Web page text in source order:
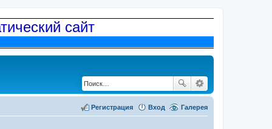
сайт
Галерея
Вход
Регистрация